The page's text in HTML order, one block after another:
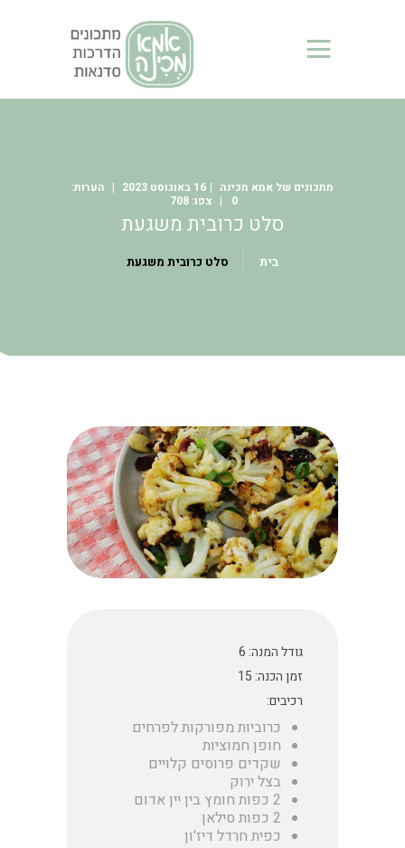
מתכונים של אמא מכינה
16 באוגוסט 2023
0
708
סלט כרובית משגעת
בית סלט כרובית משגעת
אמא מכינה - מכורי נינג'ה
אתר המרכז אלפי מתכונים והסברים על הנינג'ות NINJA
בית
מתכונים של אמא מכינה
מתכונים של מכורי נינג’ה
סדנאות
גודל המנה: 6
זמן הכנה: 15
רכיבים:
כרוביות מפורקות לפרחים
חופן חמוציות
שקדים פרוסים קלויים
בצל ירוק
2 כפות חומץ בין יין אדום
2 כפות סילאן
כפית חרדל דיז'ון